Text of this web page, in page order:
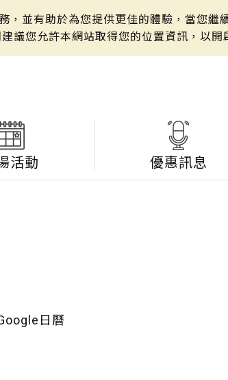
並有助於為您提供更佳的體驗，當您繼
議您允許本網站取得您的位置資訊，以開
活動 優惠訊息
日曆